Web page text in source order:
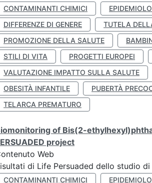
CONTAMINANTI CHIMICI
DIFFERENZE DI GENERE
TUTELA
PROMOZIONE DELLA SALUTE
STILI DI VITA
PROGETTI EUROPEI
VALUTAZIONE IMPATTO SULLA SALUTE
OBESITÀ INFANTILE
PUBERTÀ
TELARCA PREMATURO
of Bis(2-
project
Web
di Life Persuaded dello studio
CONTAMINANTI CHIMICI